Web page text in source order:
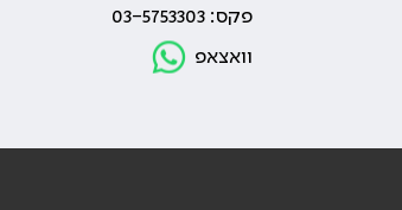
פקס: 03-5753303
וואצאפ